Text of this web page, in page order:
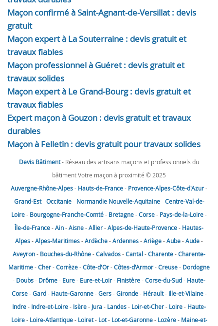
Maçon confirmé à Saint-Agnant-de-Versillat : devis
gratuit
Maçon expert à La Souterraine : devis gratuit et
travaux fiables
Maçon professionnel à Guéret : devis gratuit et
travaux solides
Maçon expert à Le Grand-Bourg : devis gratuit et
travaux fiables
Expert maçon à Gouzon : devis gratuit et travaux
durables
Maçon à Felletin : devis gratuit pour travaux solides
Devis Bâtiment- Réseau des artisans maçons et professionnels du
bâtiment Votre maçon à proximité © 2025
Auvergne-Rhône-Alpes- Hauts-de-France- Provence-Alpes-Côte-d'Azur-
Grand-Est-Occitanie- Normandie Nouvelle-Aquitaine-Centre-Val-de-
Loire- Bourgogne-Franche-Comté- Bretagne-Corse- Pays-de-la-Loire-
Île-de-France-Ain-Aisne-Allier-Alpes-de-Haute-Provence- Hautes-
Alpes-Alpes-Maritimes-Ardèche-Ardennes-Ariège-Aube-Aude-
Aveyron- Bouches-du-Rhône-Calvados-Cantal-Charente-Charente-
Maritime-Cher-Corrèze-Côte-d'Or-Côtes-d'Armor-Creuse- Dordogne
- Doubs- Drôme- Eure- Eure-et-Loir- Finistère-Corse-du-Sud- Haute-
Corse-Gard- Haute-Garonne-Gers-Gironde- Hérault- Ille-et-Vilaine-
Indre- Indre-et-Loire- Isère- Jura- Landes- Loir-et-Cher- Loire- Haute-
Loire- Loire-Atlantique- Loiret- Lot- Lot-et-Garonne- Lozère- Maine-et-